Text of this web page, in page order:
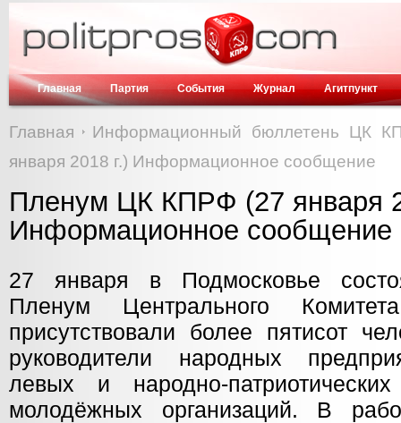
Главная Партия События Журнал Агитпункт
Главная
Информационный бюллетень ЦК
января 2018 г.) Информационное сообщение
Пленум ЦК КПРФ (27 января
Информационное сообщение
27 января в Подмосковье
Пленум Центрального
присутствовали более пятисот
руководители народных
левых и народно-
молодёжных организаций. В